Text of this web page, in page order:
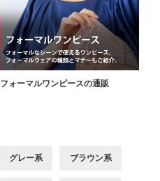
フォーマルワンピースの通販
グレー系 ブラウン系